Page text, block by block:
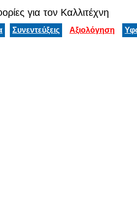
για τον Καλλιτέχνη
Συνεντεύξεις Αξιολόγηση